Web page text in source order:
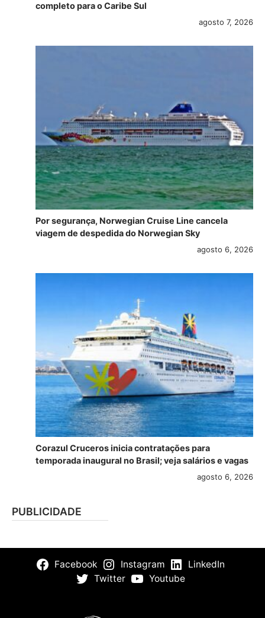
completo para o Caribe Sul
agosto 7, 2026
Por segurança, Norwegian Cruise Line cancela
viagem de despedida do Norwegian Sky
agosto 6, 2026
Corazul Cruceros inicia contratações para
temporada inaugural no Brasil; veja salários e vagas
agosto 6, 2026
PUBLICIDADE
Facebook Instagram
LinkedIn
Twitter
Youtube